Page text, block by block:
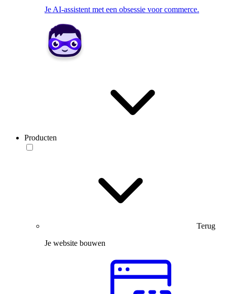
Je AI-assistent met een obsessie voor commerce.
Producten
Terug
Je website bouwen